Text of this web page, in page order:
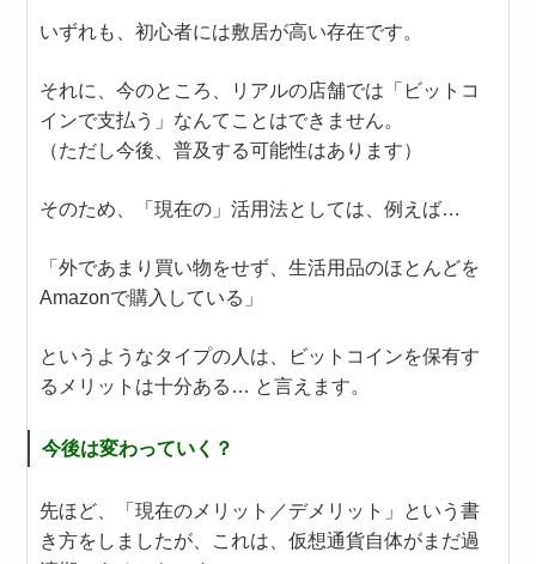
いずれも、初心者には敷居が高い存在です。
それに、今のところ、リアルの店舗では「ビットコ
インで支払う」なんてことはできません。
（ただし今後、普及する可能性はあります）
そのため、「現在の」活用法としては、例えば…
「外であまり買い物をせず、生活用品のほとんどを
Amazonで購入している」
というようなタイプの人は、ビットコインを保有す
るメリットは十分ある… と言えます。
今後は変わっていく？
先ほど、「現在のメリット／デメリット」という書
き方をしましたが、これは、仮想通貨自体がまだ過